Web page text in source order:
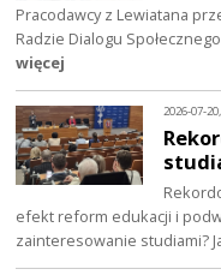
Pracodawcy z Lewiatana
Radzie Dialogu
więcej
2026-07-
efekt reform edukacji i
zainteresowanie studiami?